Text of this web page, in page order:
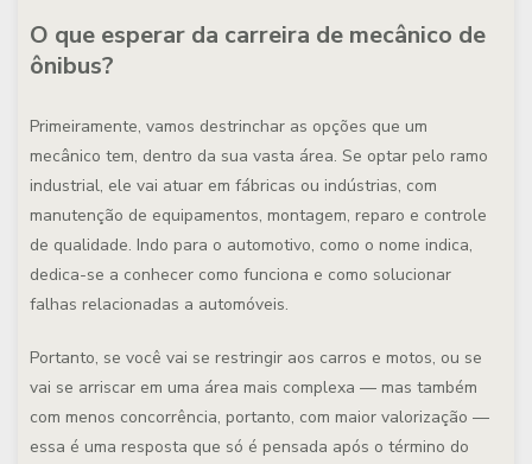
O que esperar da carreira de mecânico de
ônibus?
Primeiramente, vamos destrinchar as opções que um
mecânico tem, dentro da sua vasta área. Se optar pelo ramo
industrial, ele vai atuar em fábricas ou indústrias, com
manutenção de equipamentos, montagem, reparo e controle
de qualidade. Indo para o automotivo, como o nome indica,
dedica-se a conhecer como funciona e como solucionar
falhas relacionadas a automóveis.
Portanto, se você vai se restringir aos carros e motos, ou se
vai se arriscar em uma área mais complexa — mas também
com menos concorrência, portanto, com maior valorização —
essa é uma resposta que só é pensada após o término do